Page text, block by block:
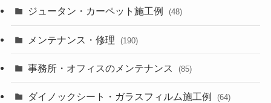
ジュータン・カーペット施工例 (48)
メンテナンス・修理 (190)
事務所・オフィスのメンテナンス (85)
ダイノックシート・ガラスフィルム施工例 (64)